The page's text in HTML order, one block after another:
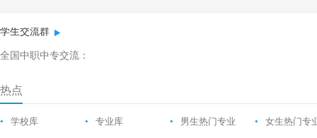
学生交流群
全国中职中专交流：
热点
• 学校库 • 专业库 • 男生热门专业 • 女生热门专